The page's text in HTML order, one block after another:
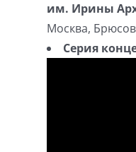
им. Ирины
Москва,
Серия